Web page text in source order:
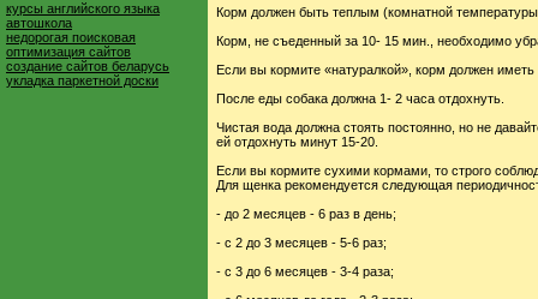
курсы английского языка
автошкола
недорогая поисковая
оптимизация сайтов
создание сайтов беларусь
укладка паркетной доски
Корм должен быть теплым (комнатной
Корм, не съеденный за 10- 15 мин., необходимо
Если вы кормите «натуралкой», корм должен
После еды собака должна 1- 2 часа отдохнуть.
Чистая вода должна стоять постоянно, но не
ей отдохнуть минут 15-20.
Если вы кормите сухими кормами, то строго
Для щенка рекомендуется следующая
- до 2 месяцев - 6 раз в день;
- с 2 до 3 месяцев - 5-6 раз;
- с 3 до 6 месяцев - 3-4 раза;